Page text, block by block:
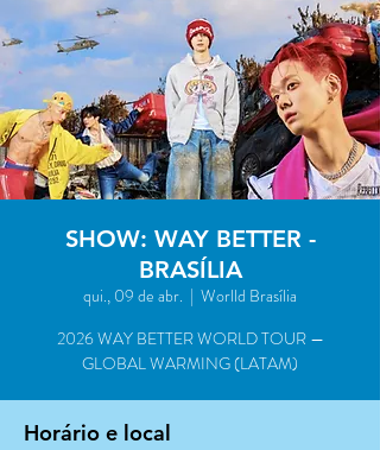
SHOW: WAY BETTER -
BRASÍLIA
qui., 09 de abr.
  |
Worlld Brasília
2026 WAY BETTER WORLD TOUR —
GLOBAL WARMING (LATAM)
Horário e local